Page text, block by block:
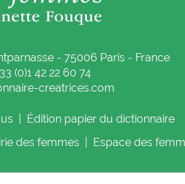
- 75006 Paris - France
(0)1 42 22 60 74
creatrices.com
|
Édition papier du dictionnaire
des femmes Espace des